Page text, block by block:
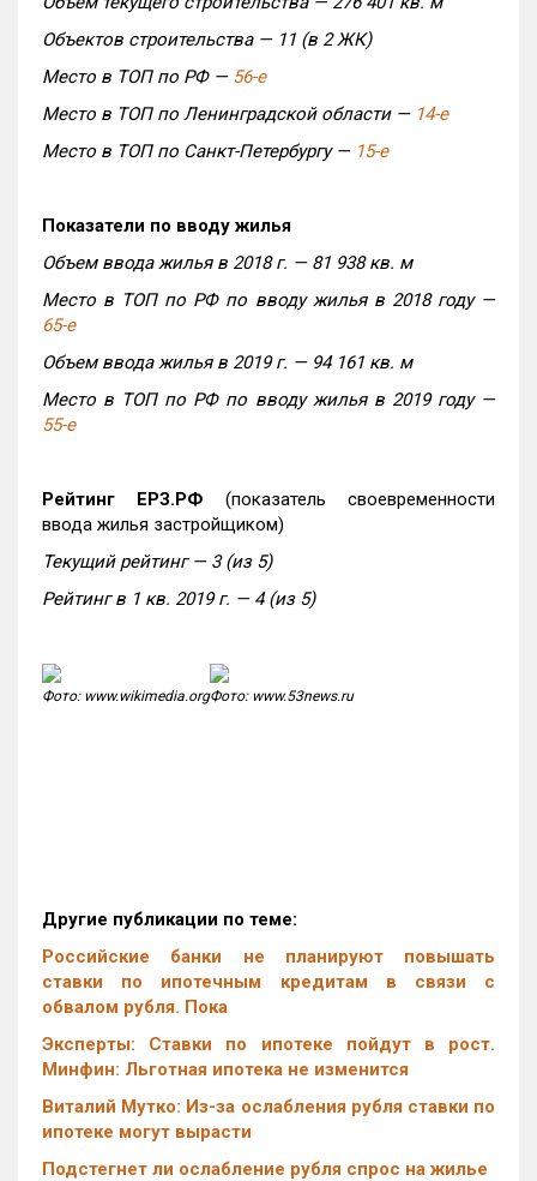
Объектов строительства — 11 (в 2 ЖК)
Место в ТОП по РФ — 56-е
Место в ТОП по Ленинградской области — 14-е
Место в ТОП по Санкт-Петербургу — 15-е
Показатели по вводу жилья
Объем ввода жилья в 2018 г. — 81 938 кв. м
Место в ТОП по РФ по вводу жилья в 2018 году —
65-е
Объем ввода жилья в 2019 г. — 94 161 кв. м
Место в ТОП по РФ по вводу жилья в 2019 году —
55-е
Рейтинг ЕРЗ.РФ (показатель своевременности
ввода жилья застройщиком)
Текущий рейтинг — 3 (из 5)
Рейтинг в 1 кв. 2019 г. — 4 (из 5)
Фото: www.wikimedia.orgФото: www.53news.ru
Другие публикации по теме:
Российские банки не планируют повышать
ставки по ипотечным кредитам в связи с
обвалом рубля. Пока
Эксперты: Ставки по ипотеке пойдут в рост.
Минфин: Льготная ипотека не изменится
Виталий Мутко: Из-за ослабления рубля ставки по
ипотеке могут вырасти
Подстегнет ли ослабление рубля спрос на жилье